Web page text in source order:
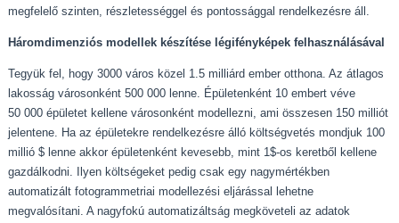
megfelelő szinten, részletességgel és pontossággal rendelkezésre áll.
Háromdimenziós modellek készítése légifényképek felhasználásával
Tegyük fel, hogy 3000 város közel 1.5 milliárd ember otthona. Az átlagos
lakosság városonként 500 000 lenne. Épületenként 10 embert véve
50 000 épületet kellene városonként modellezni, ami összesen 150 milliót
jelentene. Ha az épületekre rendelkezésre álló költségvetés mondjuk 100
millió $ lenne akkor épületenként kevesebb, mint 1$-os keretből kellene
gazdálkodni. Ilyen költségeket pedig csak egy nagymértékben
automatizált fotogrammetriai modellezési eljárással lehetne
megvalósítani. A nagyfokú automatizáltság megköveteli az adatok